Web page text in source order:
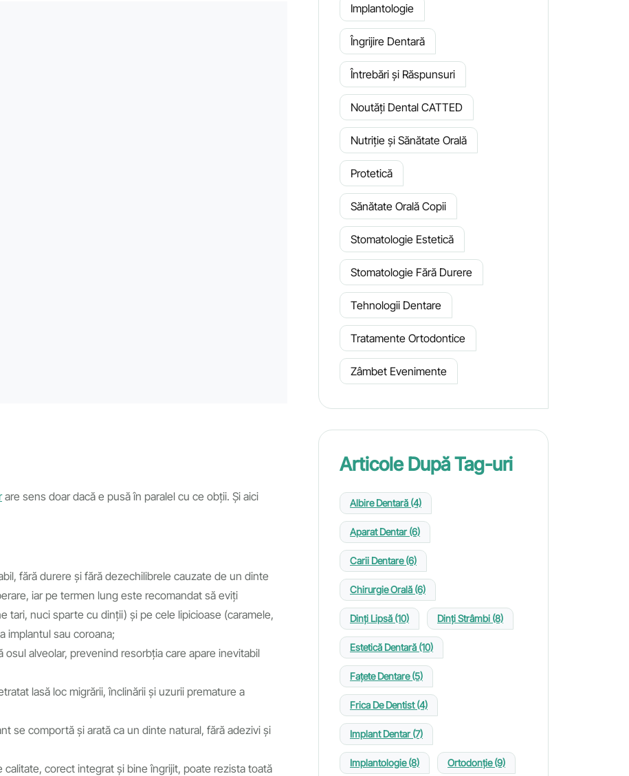
are sens doar dacă e pusă în paralel cu ce obții. Și aici
fără durere și fără dezechilibrele cauzate de un dinte
iar pe termen lung este recomandat să eviți
tari, nuci sparte cu dinții) și pe cele lipicioase (caramele,
implantul sau coroana;
osul alveolar, prevenind resorbția care apare inevitabil
lasă loc migrării, înclinării și uzurii premature a
se comportă și arată ca un dinte natural, fără adezivi și
calitate, corect integrat și bine îngrijit, poate rezista toată
Implantologie
Îngrijire Dentară
Întrebări și Răspunsuri
Noutăți Dental CATTED
Nutriție și Sănătate Orală
Protetică
Sănătate Orală Copii
Stomatologie Estetică
Stomatologie Fără Durere
Tehnologii Dentare
Tratamente Ortodontice
Zâmbet Evenimente
Articole După Tag-uri
Albire Dentară (4)
Aparat Dentar(6)
Carii Dentare(6)
Chirurgie Orală (6)
Dinți Lipsă (10) Dinți Strâmbi (8)
Estetică Dentară (10)
Fațete Dentare(5)
Frica De Dentist(4)
Implant Dentar(7)
Implantologie(8) Ortodonție(9)